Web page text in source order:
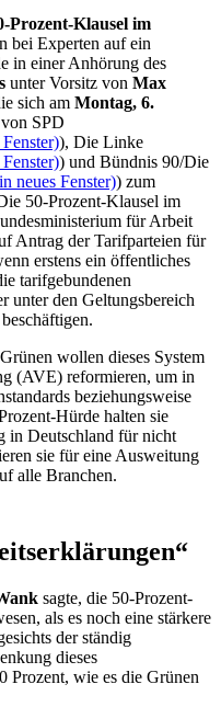
Prozent-Klausel im
bei Experten auf ein
in einer Anhörung des
unter Vorsitz von Max
sich am Montag, 6.
SPD
), Die Linke
) und Bündnis 90/Die
neues Fenster)) zum
50-Prozent-Klausel im
für Arbeit
Antrag der Tarifparteien für
erstens ein öffentliches
tarifgebundenen
unter den Geltungsbereich
wollen dieses System
(AVE) reformieren, um in
beziehungsweise
Hürde halten sie
in Deutschland für nicht
sie für eine Ausweitung
alle Branchen.
sagte, die 50-Prozent-
als es noch eine stärkere
der ständig
dieses
Prozent, wie es die Grünen